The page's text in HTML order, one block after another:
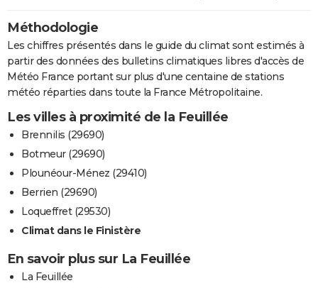
Méthodologie
Les chiffres présentés dans le guide du climat sont estimés à
partir des données des bulletins climatiques libres d'accès de
Météo France portant sur plus d'une centaine de stations
météo réparties dans toute la France Métropolitaine.
Les villes à proximité de la Feuillée
Brennilis (29690)
Botmeur (29690)
Plounéour-Ménez (29410)
Berrien (29690)
Loqueffret (29530)
Climat dans le Finistère
En savoir plus sur La Feuillée
La Feuillée